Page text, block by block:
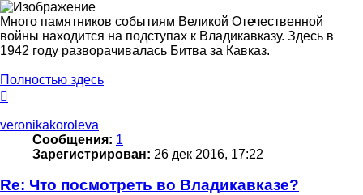
Много памятников событиям Великой Отечественной
войны находится на подступах к Владикавказу. Здесь в
1942 году разворачивалась Битва за Кавказ.
Полностью здесь
началу
veronikakoroleva
Сообщения: 1
Зарегистрирован: 26 дек 2016, 17:22
Re: Что посмотреть во Владикавказе?